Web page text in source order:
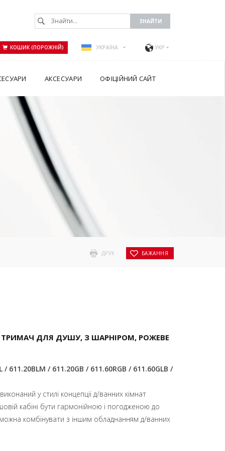
КОШИК (ПОРОЖНІЙ) УКРАЇНА УКР
АКСЕСУАРИ ОФІЦІЙНИЙ САЙТ
ДРУК БАЖАННЯ
ТРИМАЧ ДЛЯ ДУШУ, З ШАРНІРОМ, PОЖЕВЕ
/ 611.20BLM / 611.20GB / 611.60RGB / 611.60GLB /
у стилі концепції д/ванних кімнат
кабіні бути гармонійною і погодженою до
комбінувати з іншим обладнанням д/ванних